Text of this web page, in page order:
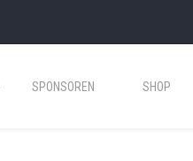
SPONSOREN SHOP